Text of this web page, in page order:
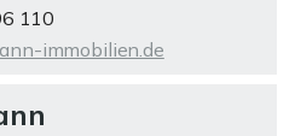
110
immobilien.de